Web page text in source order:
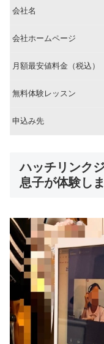
会社名
会社ホームページ
月額最安値料金（税込）
無料体験レッスン
申込み先
ハッチリンク
息子が体験し